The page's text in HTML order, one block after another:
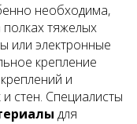
необходима,
тяжелых
или электронные
крепление
и
стен. Специалисты
для